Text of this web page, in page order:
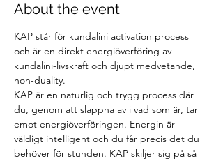
About the event
KAP står för kundalini activation process
och är en direkt energiöverföring av
kundalini-livskraft och djupt medvetande,
non-duality.
KAP är en naturlig och trygg process där
du, genom att slappna av i vad som är, tar
emot energiöverföringen. Energin är
väldigt intelligent och du får precis det du
behöver för stunden. KAP skiljer sig på så